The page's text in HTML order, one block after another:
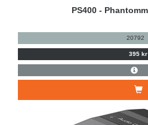
PS400 -
20792
395 kr